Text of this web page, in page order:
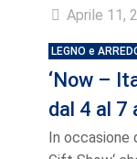
Aprile 11,
LEGNO e
‘Now –
dal 4 al 7
In occasione